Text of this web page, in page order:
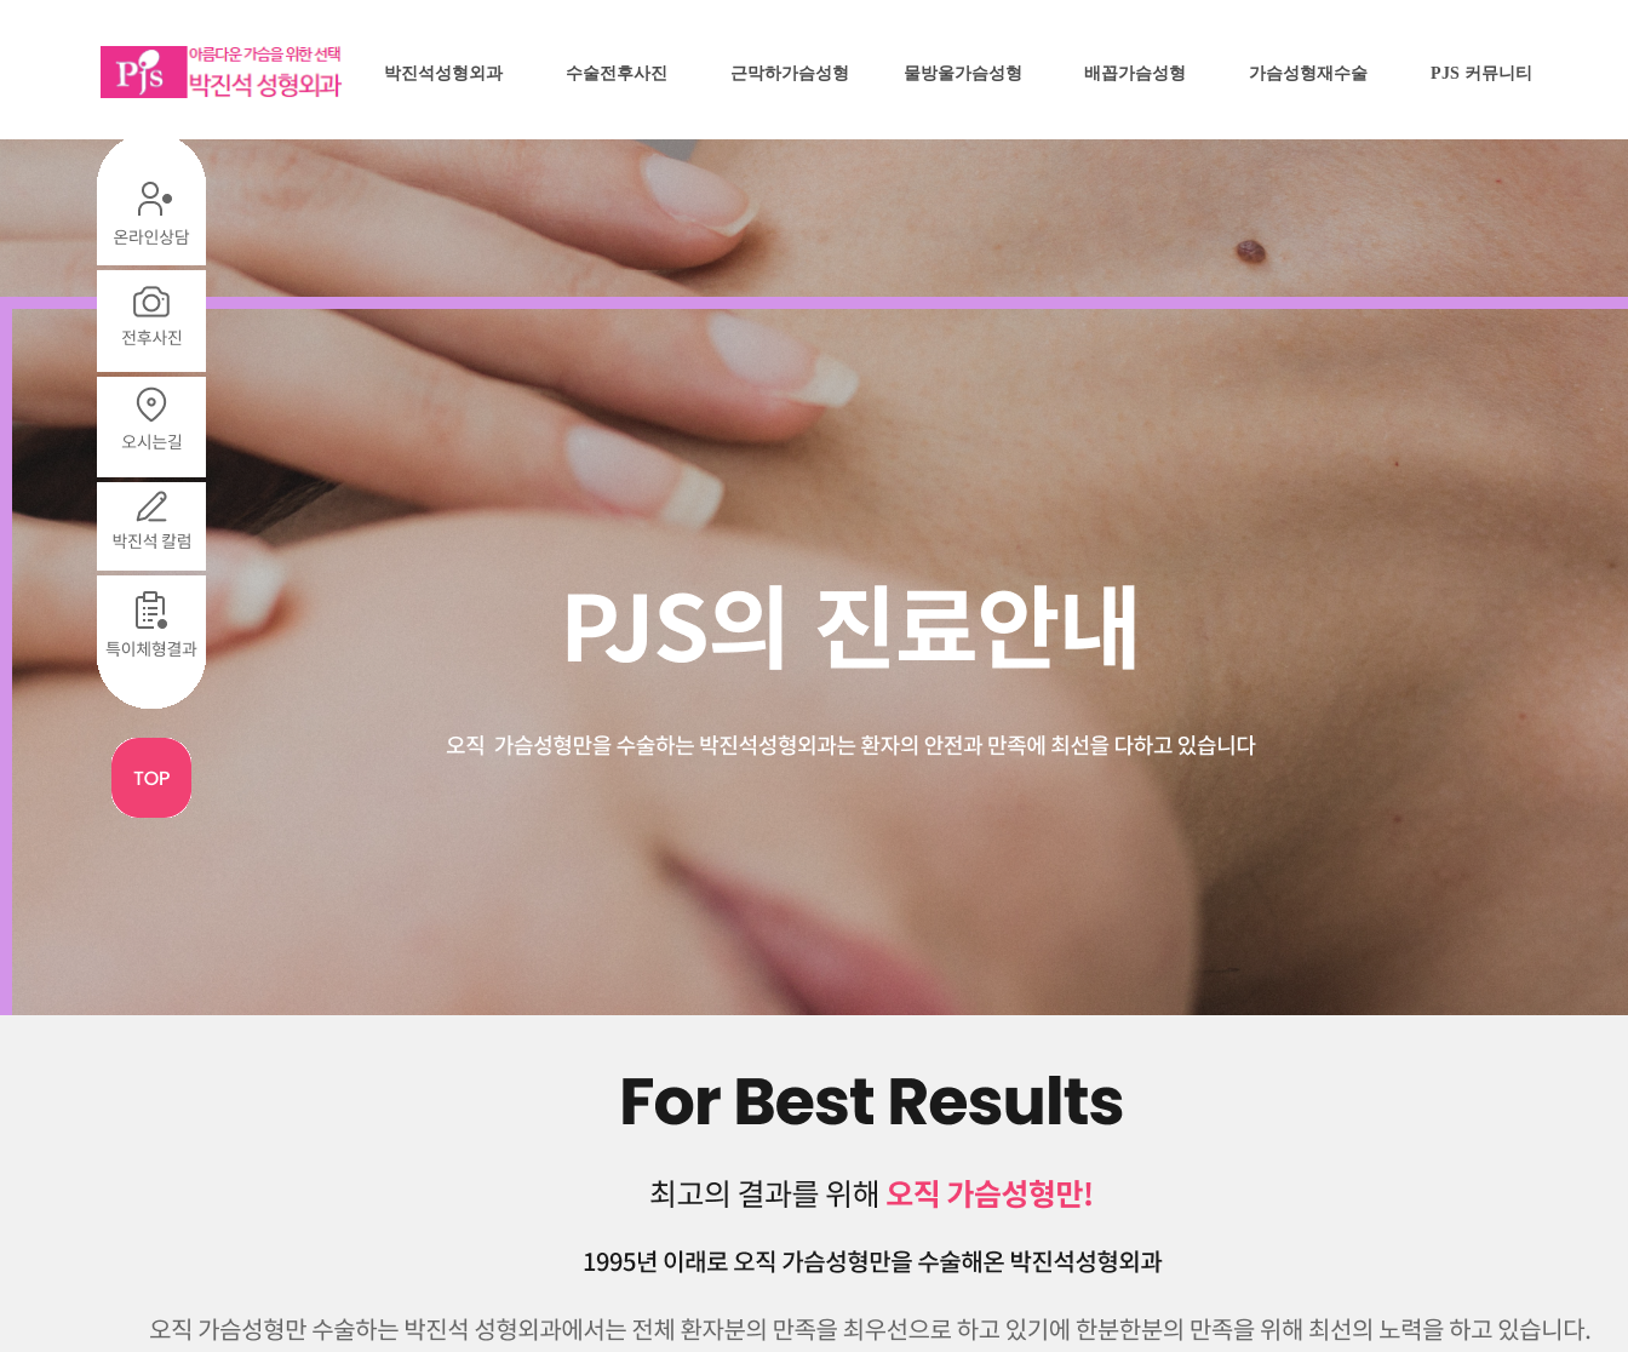
박진석성형외과 수술전후사진 근막하가슴성형 물방울가슴성형 배꼽가슴성형 가슴성형재수술 PJS 커뮤니티